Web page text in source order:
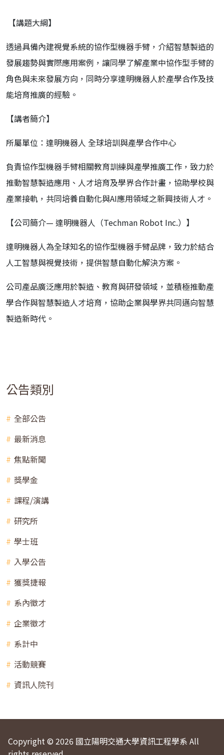
【講題大綱】
透過具備內建視覺系統的協作型機器手臂，介紹智慧製造的
發展趨勢與實際應用案例，讓同學了解產業中協作型手臂的
角色與未來發展方向，同時分享達明機器人於產學合作及技
能培育推廣的經驗。
【講者簡介】
所屬單位：達明機器人 全球培訓與產學合作中心
負責協作型機器手臂相關教育訓練與產學推廣工作，致力於
推動智慧製造應用、人才培育及學界合作計畫，協助學校與
產業接軌，共同培養自動化與AI應用領域之新興技術人才。
【公司簡介— 達明機器人（Techman Robot Inc.）】
達明機器人為全球知名的協作型機器手臂品牌，致力於結合
人工智慧與視覺技術，提供智慧自動化解決方案。
公司產品廣泛應用於製造、教育與研發領域，並積極推動產
學合作與智慧製造人才培育，協助企業與學界共同邁向智慧
製造新時代。
公告類別
全部公告
最新消息
焦點新聞
獎學金
課程/演講
研究所
學士班
入學公告
獲獎捷報
系內徵才
企業徵才
系計中
活動競賽
資訊人院刊
Copyright © 2026 國立陽明交通大學資訊工程學系 All